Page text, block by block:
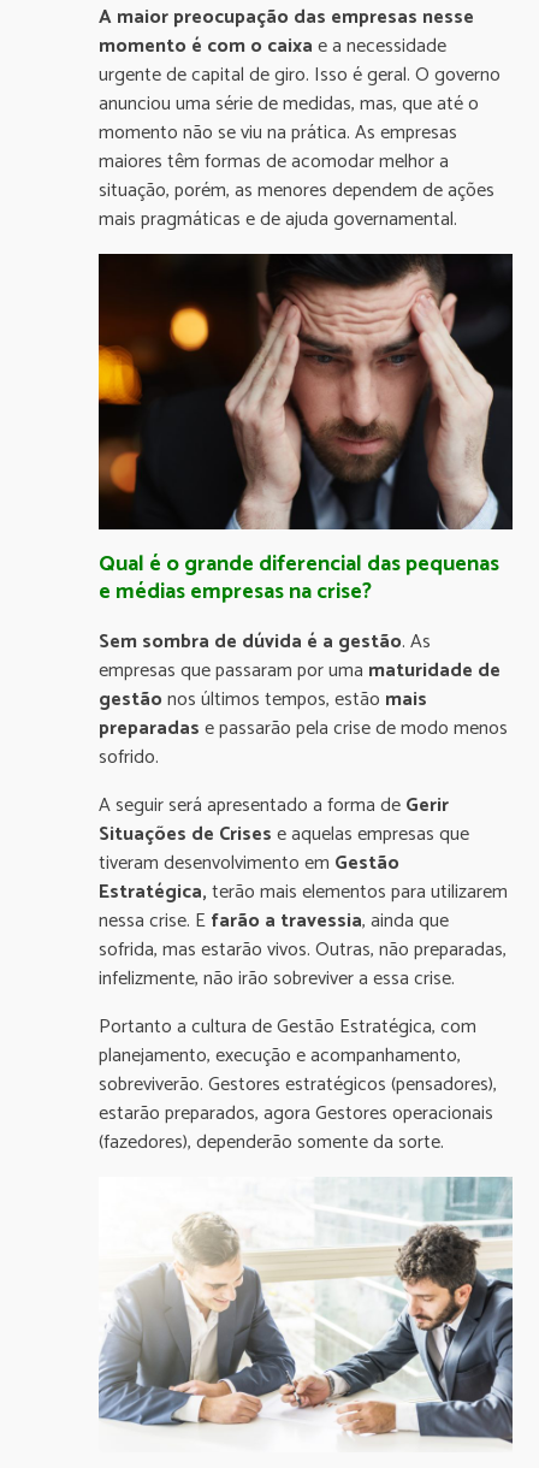
A maior preocupação das empresas nesse
momento é com o caixae a necessidade
urgente de capital de giro. Isso é geral. O governo
anunciou uma série de medidas, mas, que até o
momento não se viu na prática. As empresas
maiores têm formas de acomodar melhor a
situação, porém, as menores dependem de ações
mais pragmáticas e de ajuda governamental.
Qual é o grande diferencial das pequenas
e médias empresas na crise?
Sem sombra de dúvida é a gestão. As
empresas que passaram por uma maturidade de
gestãonos últimos tempos, estão mais
preparadase passarão pela crise de modo menos
sofrido.
A seguir será apresentado a forma deGerir
Situações de Crisese aquelas empresas que
tiveram desenvolvimento em Gestão
Estratégica,terão mais elementos para utilizarem
nessa crise. Efarão a travessia, ainda que
sofrida, mas estarão vivos. Outras, não preparadas,
infelizmente, não irão sobreviver a essa crise.
Portanto a cultura de Gestão Estratégica, com
planejamento, execução e acompanhamento,
sobreviverão. Gestores estratégicos (pensadores),
estarão preparados, agora Gestores operacionais
(fazedores), dependerão somente da sorte.